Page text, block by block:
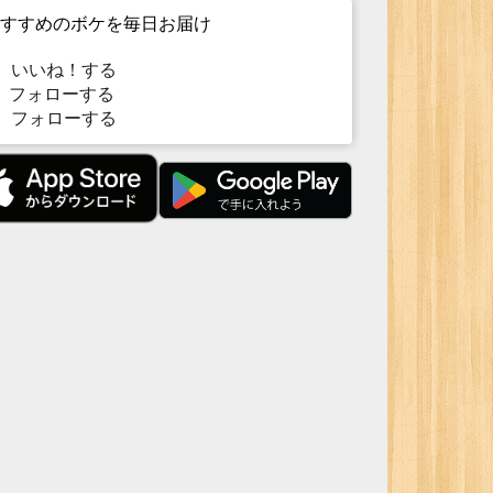
すめのボケを毎日お届け
いいね！する
ォローする
フォローする